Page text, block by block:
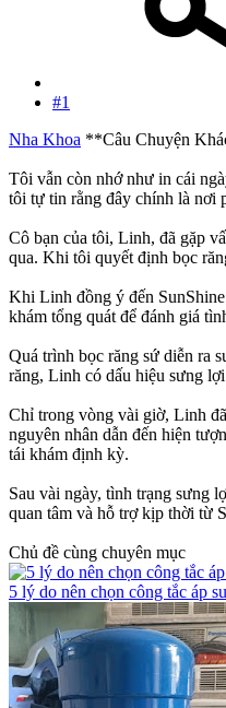
#1
Nha Khoa **Câu Chuyện
Tôi vẫn còn nhớ như in cái
tôi tự tin rằng đây chính là nơi
Cô bạn của tôi, Linh, đã gặp
qua. Khi tôi quyết định bọc
Khi Linh đồng ý đến
khám tổng quát để đánh giá
Quá trình bọc răng sứ diễn ra
răng, Linh có dấu hiệu sưng
Chỉ trong vòng vài giờ, Linh
nguyên nhân dẫn đến hiện
tái khám định kỳ.
Sau vài ngày, tình trạng sưng
quan tâm và hỗ trợ kịp thời
Chủ đề cùng chuyên mục
5 lý do nên chọn công tắc áp